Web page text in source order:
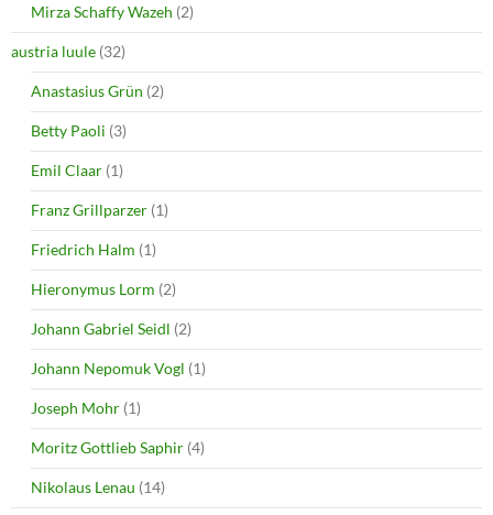
Mirza Schaffy Wazeh (2)
austria luule (32)
Anastasius Grün (2)
Betty Paoli (3)
Emil Claar (1)
Franz Grillparzer (1)
Friedrich Halm (1)
Hieronymus Lorm (2)
Johann Gabriel Seidl (2)
Johann Nepomuk Vogl (1)
Joseph Mohr (1)
Moritz Gottlieb Saphir (4)
Nikolaus Lenau (14)